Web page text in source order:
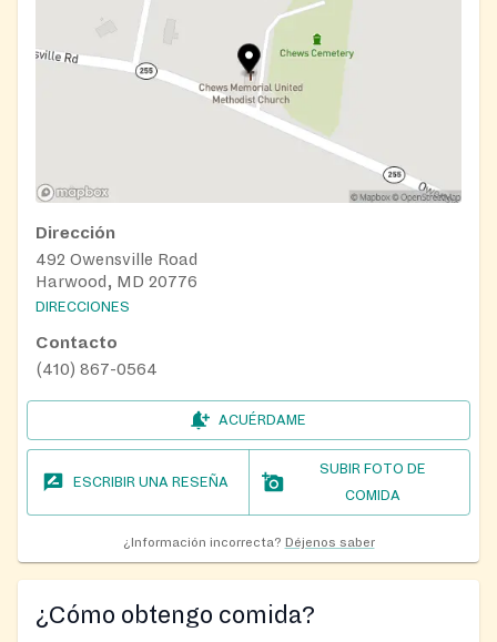
Dirección
492 Owensville Road
Harwood, MD 20776
DIRECCIONES
Contacto
(410) 867-0564
ACUÉRDAME
ESCRIBIR UNA RESEÑA
SUBIR FOTO DE
COMIDA
¿Información incorrecta? Déjenos saber
¿Cómo obtengo comida?